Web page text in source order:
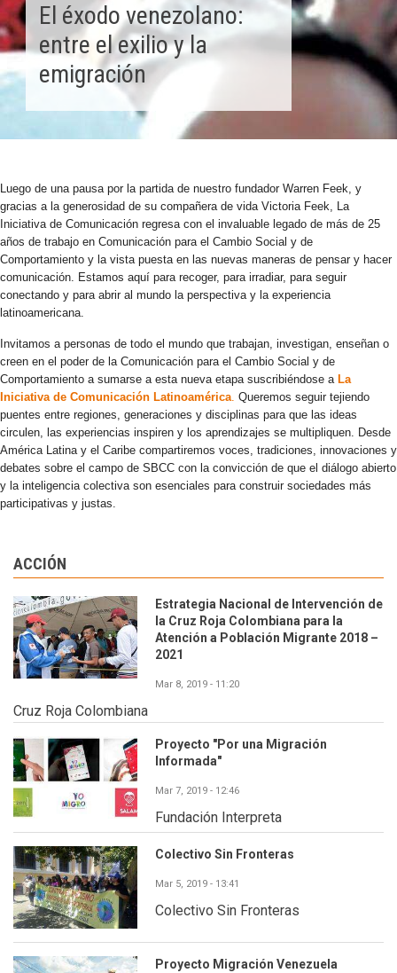
El éxodo venezolano:
entre el exilio y la
emigración
Luego de una pausa por la partida de nuestro fundador Warren Feek, y
gracias a la generosidad de su compañera de vida Victoria Feek, La
Iniciativa de Comunicación regresa con el invaluable legado de más de 25
años de trabajo en Comunicación para el Cambio Social y de
Comportamiento y la vista puesta en las nuevas maneras de pensar y hacer
comunicación. Estamos aquí para recoger, para irradiar, para seguir
conectando y para abrir al mundo la perspectiva y la experiencia
latinoamericana.
Invitamos a personas de todo el mundo que trabajan, investigan, enseñan o
creen en el poder de la Comunicación para el Cambio Social y de
Comportamiento a sumarse a esta nueva etapa suscribiéndose a La
Iniciativa de Comunicación Latinoamérica. Queremos seguir tejiendo
puentes entre regiones, generaciones y disciplinas para que las ideas
circulen, las experiencias inspiren y los aprendizajes se multipliquen. Desde
América Latina y el Caribe compartiremos voces, tradiciones, innovaciones y
debates sobre el campo de SBCC con la convicción de que el diálogo abierto
y la inteligencia colectiva son esenciales para construir sociedades más
participativas y justas.
ACCIÓN
Estrategia Nacional de Intervención de
la Cruz Roja Colombiana para la
Atención a Población Migrante 2018 –
2021
Mar 8, 2019 - 11:20
Cruz Roja Colombiana
Proyecto "Por una Migración
Informada"
Mar 7, 2019 - 12:46
Fundación Interpreta
Colectivo Sin Fronteras
Mar 5, 2019 - 13:41
Colectivo Sin Fronteras
Proyecto Migración Venezuela